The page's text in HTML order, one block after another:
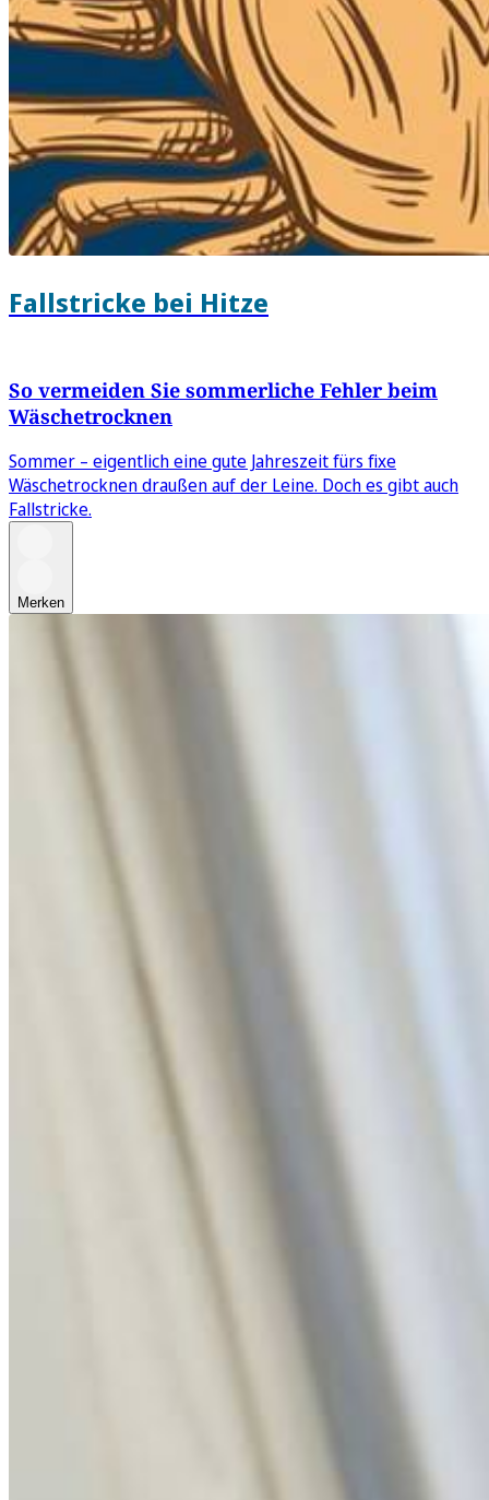
Fallstricke bei Hitze
So vermeiden Sie sommerliche Fehler beim
Wäschetrocknen
Sommer – eigentlich eine gute Jahreszeit fürs fixe
Wäschetrocknen draußen auf der Leine. Doch es gibt auch
Fallstricke.
Merken